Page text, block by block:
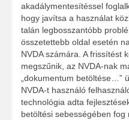
akadálymentesítéssel
hogy javítsa a használat
talán legbosszantóbb
összetettebb oldal esetén
NVDA számára. A frissítést
megszűnik, az NVDA-nak
„dokumentum betöltése…”
NVDA-t használó
technológia adta
betöltési sebességében fog